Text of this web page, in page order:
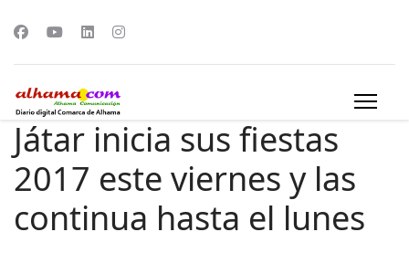
Játar inicia sus fiestas
2017 este viernes y las
continua hasta el lunes